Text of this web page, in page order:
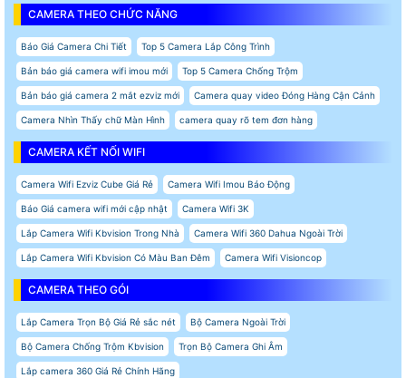
CAMERA THEO CHỨC NĂNG
Báo Giá Camera Chi Tiết Top 5 Camera Lắp Công Trình
Bản báo giá camera wifi imou mới Top 5 Camera Chống Trộm
Bản báo giá camera 2 mắt ezviz mới Camera quay video Đóng Hàng Cận Cảnh
Camera Nhìn Thấy chữ Màn Hình camera quay rõ tem đơn hàng
CAMERA KẾT NỐI WIFI
Camera Wifi Ezviz Cube Giá Rẻ Camera Wifi Imou Báo Động
Báo Giá camera wifi mới cập nhật Camera Wifi 3K
Lắp Camera Wifi Kbvision Trong Nhà Camera Wifi 360 Dahua Ngoài Trời
Lắp Camera Wifi Kbvision Có Màu Ban Đêm Camera Wifi Visioncop
CAMERA THEO GÓI
Lắp Camera Trọn Bộ Giá Rẻ sắc nét Bộ Camera Ngoài Trời
Bộ Camera Chống Trộm Kbvision Trọn Bộ Camera Ghi Âm
Lắp camera 360 Giá Rẻ Chính Hãng